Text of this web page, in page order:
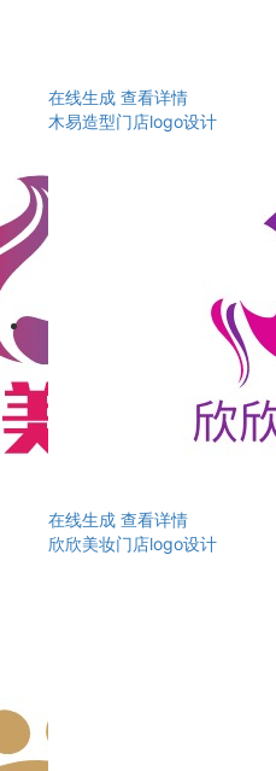
在线生成 查看详情
木易造型门店logo设计
在线生成 查看详情
欣欣美妆门店logo设计